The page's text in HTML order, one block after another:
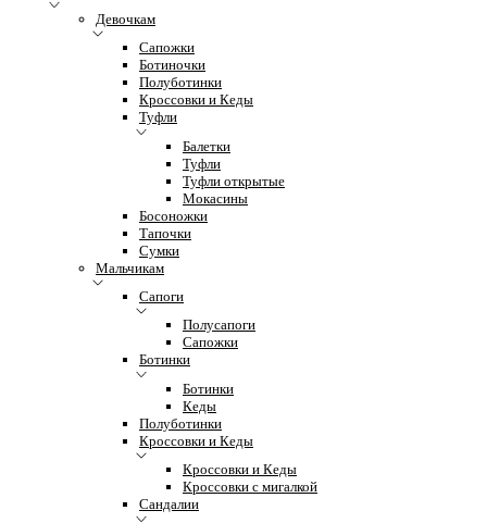
Девочкам
Сапожки
Ботиночки
Полуботинки
Кроссовки и Кеды
Туфли
Балетки
Туфли
Туфли открытые
Мокасины
Босоножки
Тапочки
Сумки
Мальчикам
Сапоги
Полусапоги
Сапожки
Ботинки
Ботинки
Кеды
Полуботинки
Кроссовки и Кеды
Кроссовки и Кеды
Кроссовки с мигалкой
Сандалии